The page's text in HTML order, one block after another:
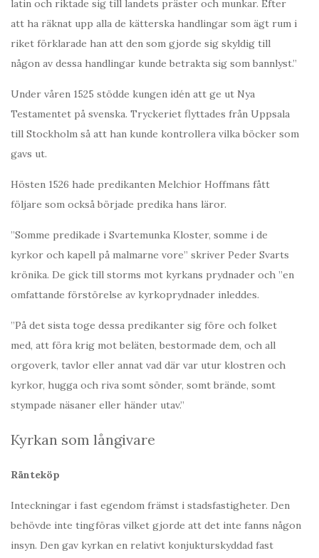
latin och riktade sig till landets präster och munkar. Efter
att ha räknat upp alla de kätterska handlingar som ägt rum i
riket förklarade han att den som gjorde sig skyldig till
någon av dessa handlingar kunde betrakta sig som bannlyst.”
Under våren 1525 stödde kungen idén att ge ut Nya
Testamentet på svenska. Tryckeriet flyttades från Uppsala
till Stockholm så att han kunde kontrollera vilka böcker som
gavs ut.
Hösten 1526 hade predikanten Melchior Hoffmans fått
följare som också började predika hans läror.
”Somme predikade i Svartemunka Kloster, somme i de
kyrkor och kapell på malmarne vore” skriver Peder Svarts
krönika. De gick till storms mot kyrkans prydnader och ”en
omfattande förstörelse av kyrkoprydnader inleddes.
”På det sista toge dessa predikanter sig före och folket
med, att föra krig mot beläten, bestormade dem, och all
orgoverk, tavlor eller annat vad där var utur klostren och
kyrkor, hugga och riva somt sönder, somt brände, somt
stympade näsaner eller händer utav.”
Kyrkan som långivare
Ränteköp
Inteckningar i fast egendom främst i stadsfastigheter. Den
behövde inte tingföras vilket gjorde att det inte fanns någon
insyn. Den gav kyrkan en relativt konjukturskyddad fast